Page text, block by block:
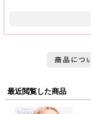
最近閲覧した商品